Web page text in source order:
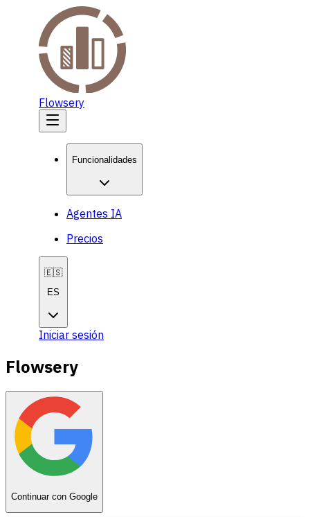
Flowsery
Funcionalidades
Agentes IA
Precios
🇪🇸
ES
Iniciar sesión
Flowsery
Continuar con Google